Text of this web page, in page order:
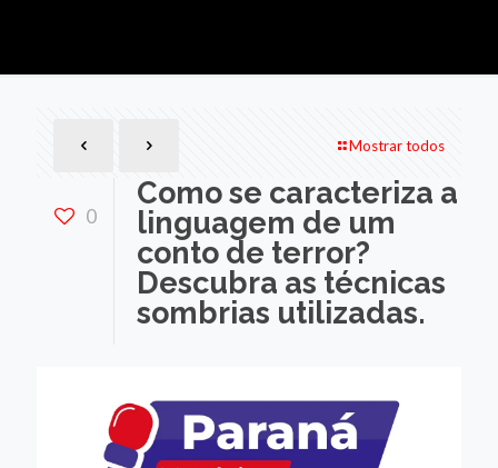
Mostrar todos
0
Como se caracteriza a
linguagem de um
conto de terror?
Descubra as técnicas
sombrias utilizadas.